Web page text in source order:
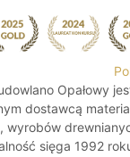
Opałowy
dostawcą
wyrobów
sięga 1992